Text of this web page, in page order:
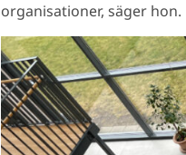
organisationer, säger hon.